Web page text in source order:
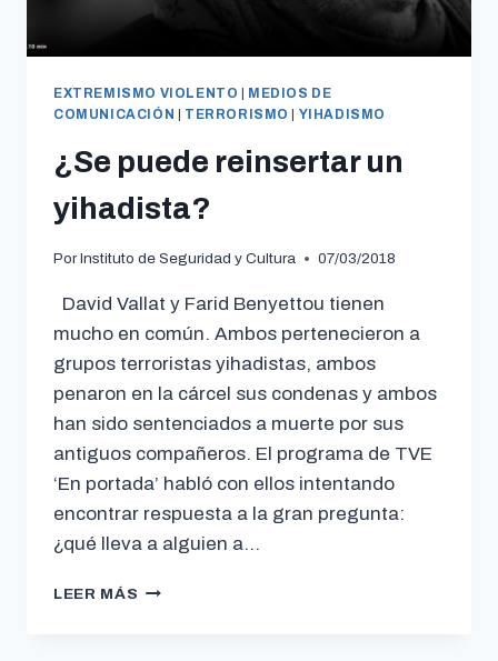
EXTREMISMO VIOLENTO
MEDIOS DE
COMUNICACIÓN
TERRORISMO YIHADISMO
¿Se puede reinsertar un
yihadista?
Por Instituto de Seguridad y Cultura 07/03/2018
David Vallat y Farid Benyettou tienen
mucho en común. Ambos pertenecieron a
grupos terroristas yihadistas, ambos
penaron en la cárcel sus condenas y ambos
han sido sentenciados a muerte por sus
antiguos compañeros. El programa de TVE
‘En portada’ habló con ellos intentando
encontrar respuesta a la gran pregunta:
¿qué lleva a alguien a…
LEER MÁS